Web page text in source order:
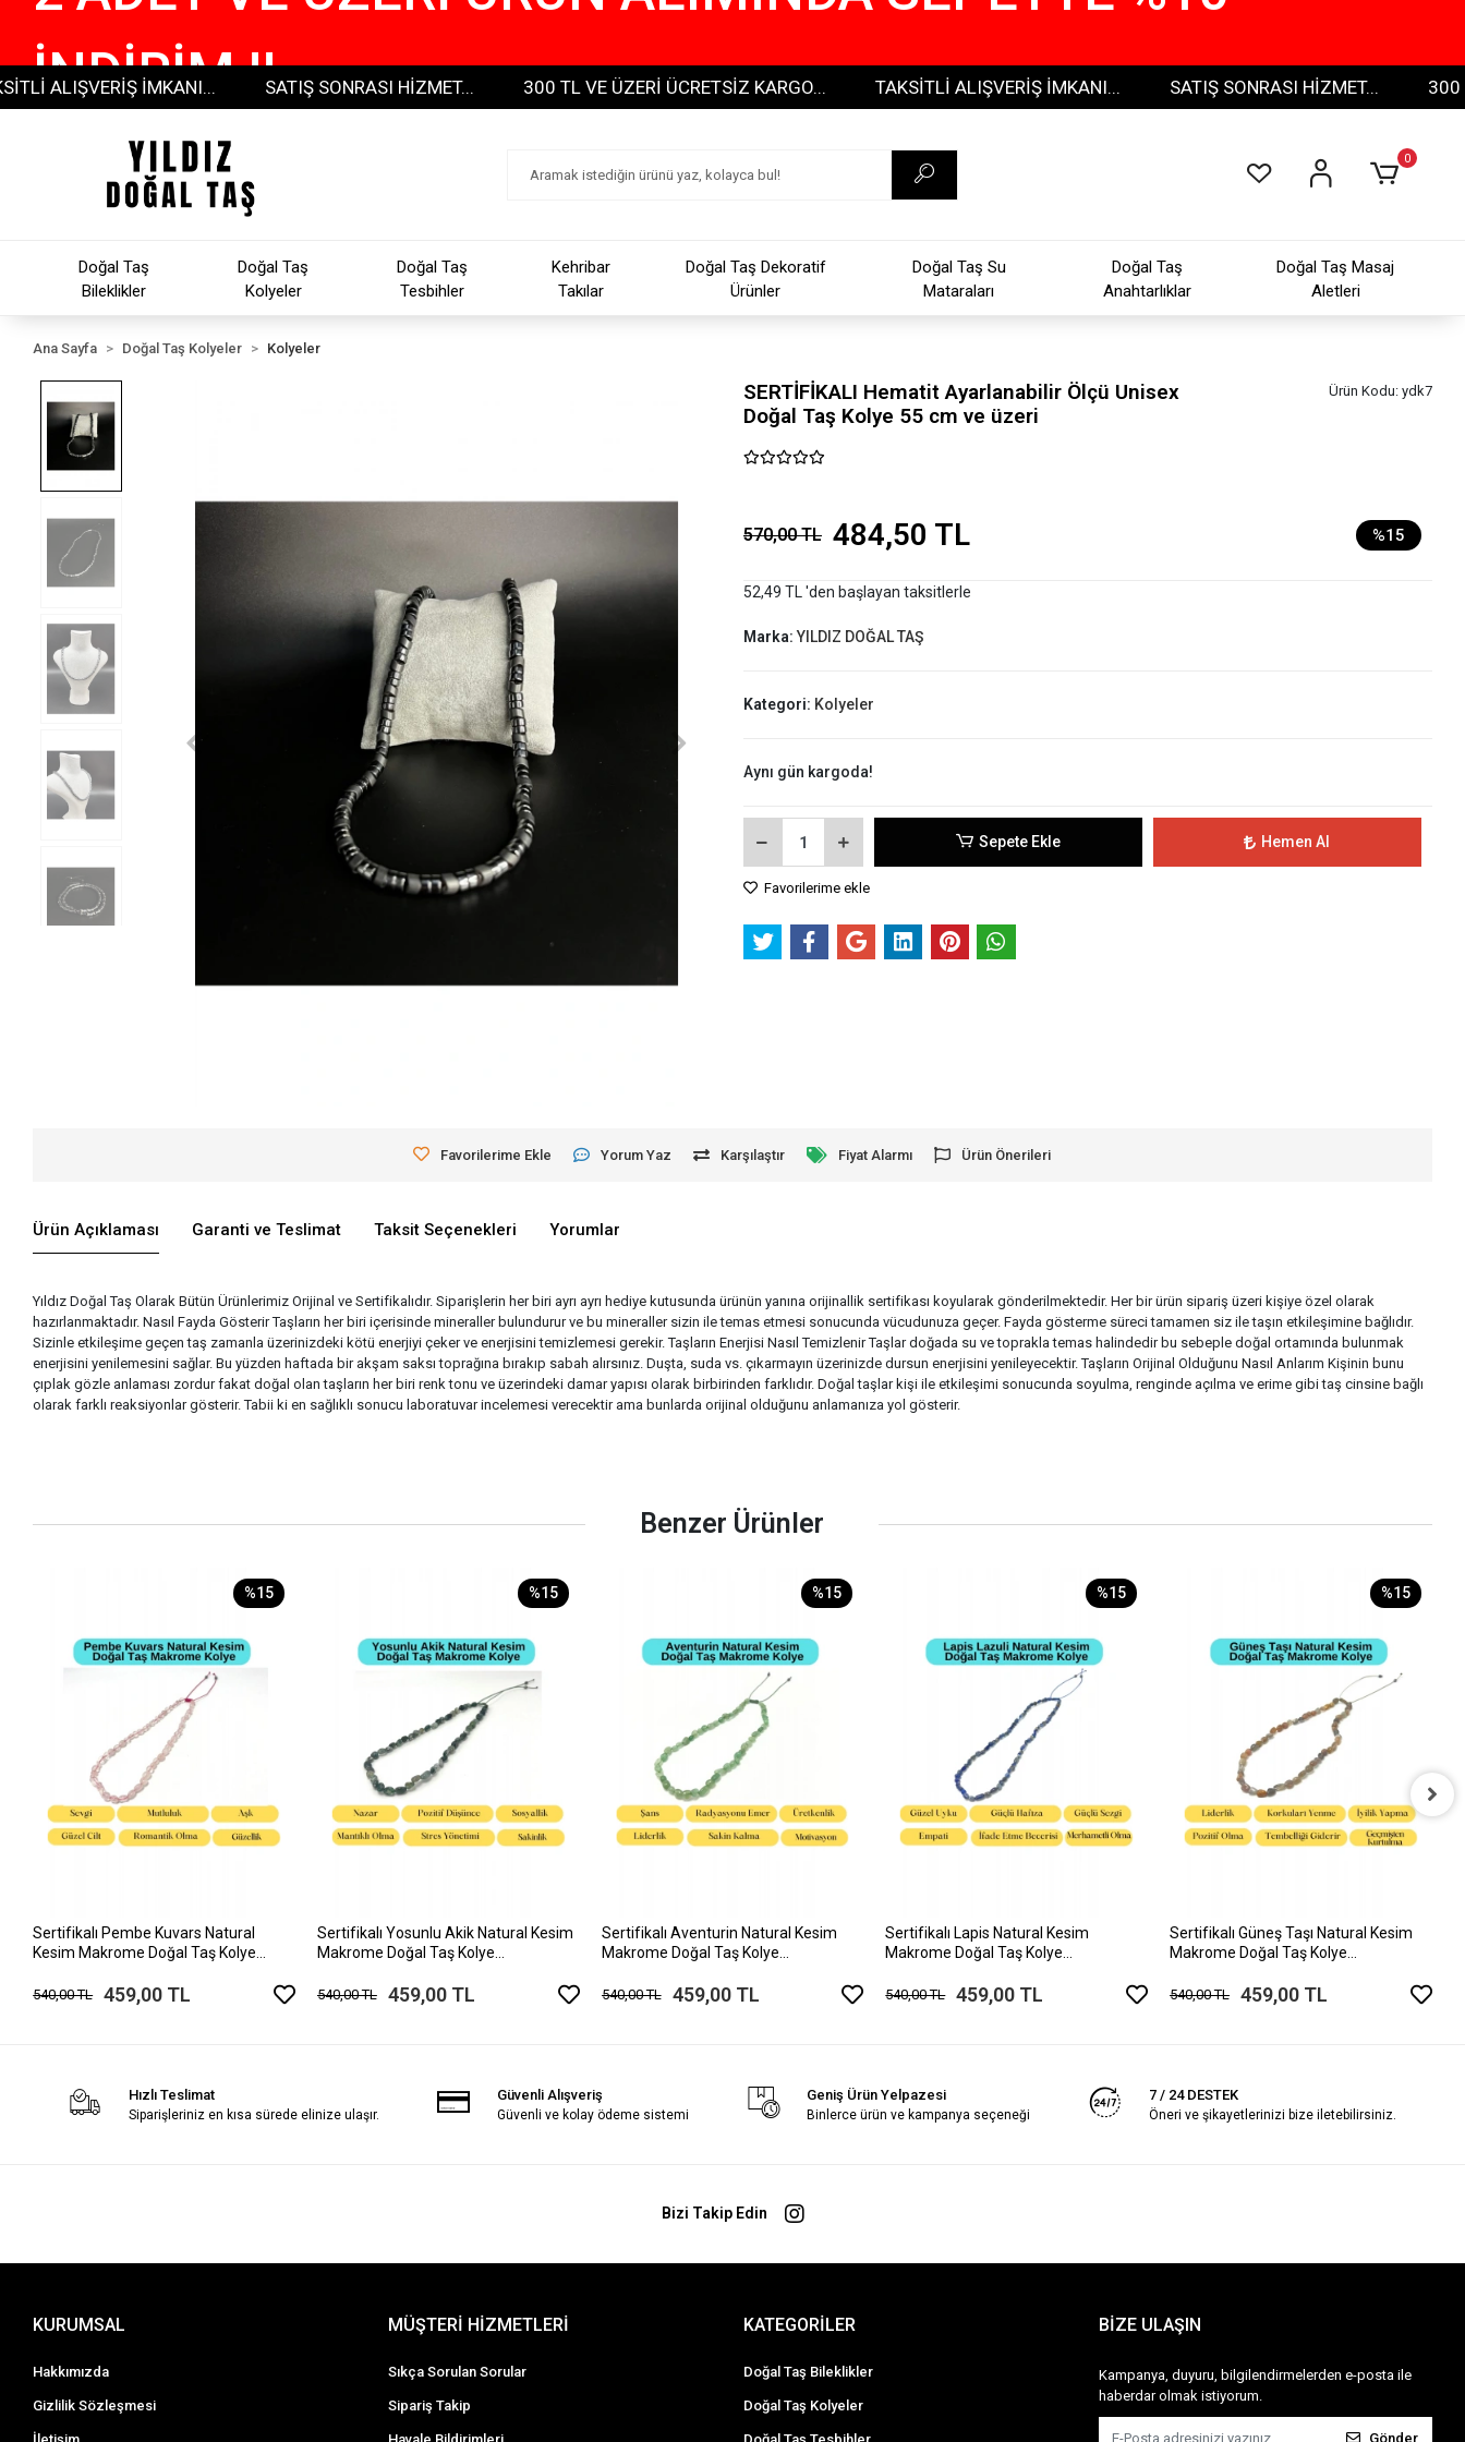
İNDİRİM !!
İMKANI... SATIŞ SONRASI HİZMET... 300 TL VE ÜZERİ ÜCRETSİZ KARGO... TAKSİTLİ ALIŞVERİŞ İMKANI... SATIŞ SONRASI HİZMET... 300 TL VE
0
Doğal Taş
Bileklikler
Doğal Taş
Kolyeler
Doğal Taş
Tesbihler
Kehribar
Takılar
Doğal Taş Dekoratif
Ürünler
Doğal Taş Su
Mataraları
Doğal Taş
Anahtarlıklar
Doğal Taş Masaj
Aletleri
Ana Sayfa Doğal Taş Kolyeler Kolyeler
SERTİFİKALI Hematit Ayarlanabilir Ölçü Unisex
Doğal Taş Kolye 55 cm ve üzeri
Ürün Kodu: ydk7
570,00 TL 484,50 TL %15
52,49 TL 'den başlayan taksitlerle
Marka:YILDIZ DOĞAL TAŞ
Kategori: Kolyeler
Aynı gün kargoda!
Sepete Ekle Hemen Al
Favorilerime ekle
Favorilerime Ekle Yorum Yaz Karşılaştır Fiyat Alarmı Ürün Önerileri
Ürün Açıklaması Garanti ve Teslimat Taksit Seçenekleri Yorumlar
Yıldız Doğal Taş Olarak Bütün Ürünlerimiz Orijinal ve Sertifikalıdır. Siparişlerin her biri ayrı ayrı hediye kutusunda ürünün yanına orijinallik sertifikası koyularak gönderilmektedir. Her bir ürün sipariş üzeri kişiye özel olarak
hazırlanmaktadır. Nasıl Fayda Gösterir Taşların her biri içerisinde mineraller bulundurur ve bu mineraller sizin ile temas etmesi sonucunda vücudunuza geçer. Fayda gösterme süreci tamamen siz ile taşın etkileşimine bağlıdır.
Sizinle etkileşime geçen taş zamanla üzerinizdeki kötü enerjiyi çeker ve enerjisini temizlemesi gerekir. Taşların Enerjisi Nasıl Temizlenir Taşlar doğada su ve toprakla temas halindedir bu sebeple doğal ortamında bulunmak
enerjisini yenilemesini sağlar. Bu yüzden haftada bir akşam saksı toprağına bırakıp sabah alırsınız. Duşta, suda vs. çıkarmayın üzerinizde dursun enerjisini yenileyecektir. Taşların Orijinal Olduğunu Nasıl Anlarım Kişinin bunu
çıplak gözle anlaması zordur fakat doğal olan taşların her biri renk tonu ve üzerindeki damar yapısı olarak birbirinden farklıdır. Doğal taşlar kişi ile etkileşimi sonucunda soyulma, renginde açılma ve erime gibi taş cinsine bağlı
olarak farklı reaksiyonlar gösterir. Tabii ki en sağlıklı sonucu laboratuvar incelemesi verecektir ama bunlarda orijinal olduğunu anlamanıza yol gösterir.
Benzer Ürünler
%15
Sertifikalı Pembe Kuvars Natural
Kesim Makrome Doğal Taş Kolye
540,00 TL 459,00 TL
%15
Sertifikalı Yosunlu Akik Natural Kesim
Makrome Doğal Taş Kolye
540,00 TL 459,00 TL
%15
Sertifikalı Aventurin Natural Kesim
Makrome Doğal Taş Kolye
540,00 TL 459,00 TL
%15
Sertifikalı Lapis Natural Kesim
Makrome Doğal Taş Kolye
540,00 TL 459,00 TL
%15
Sertifikalı Güneş Taşı Natural Kesim
Makrome Doğal Taş Kolye
540,00 TL 459,00 TL
Hızlı Teslimat
Siparişleriniz en kısa sürede elinize ulaşır.
Güvenli Alışveriş
Güvenli ve kolay ödeme sistemi
Geniş Ürün Yelpazesi
Binlerce ürün ve kampanya seçeneği
7 / 24 DESTEK
Öneri ve şikayetlerinizi bize iletebilirsiniz.
Bizi Takip Edin
KURUMSAL
Hakkımızda
Gizlilik Sözleşmesi
MÜŞTERİ HİZMETLERİ
Sıkça Sorulan Sorular
Sipariş Takip
KATEGORİLER
Doğal Taş Bileklikler
Doğal Taş Kolyeler
BİZE ULAŞIN
Kampanya, duyuru, bilgilendirmelerden e-posta ile
haberdar olmak istiyorum.
Gönder